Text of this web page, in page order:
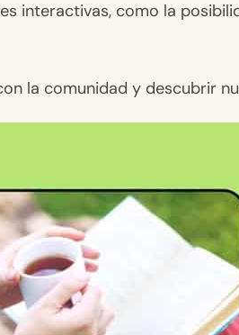
interactivas, como la
la comunidad y descubrir